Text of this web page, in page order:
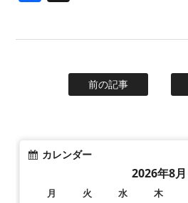
前の記事
カレンダー
2026年8月
月 火 水 木